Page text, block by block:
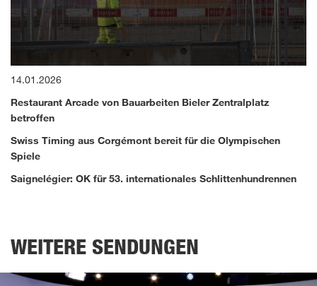
seconds
13
minutes,
seconds
14.01.2026
Restaurant Arcade von Bauarbeiten Bieler Zentralplatz
betroffen
Swiss Timing aus Corgémont bereit für die Olympischen
Spiele
Saignelégier: OK für 53. internationales Schlittenhundrennen
WEITERE SENDUNGEN